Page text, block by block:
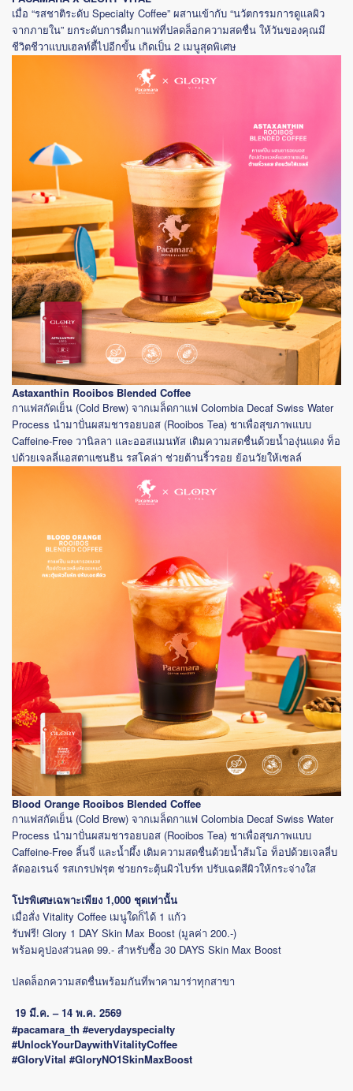
เมื่อ “รสชาติระดับ Specialty Coffee” ผสานเข้ากับ “นวัตกรรมการดูแลผิว
จากภายใน” ยกระดับการดื่มกาแฟที่ปลดล็อกความสดชื่น ให้วันของคุณมี
ชีวิตชีวาแบบเฮลท์ตี้ไปอีกขั้น เกิดเป็น 2 เมนูสุดพิเศษ
Astaxanthin Rooibos Blended Coffee
กาแฟสกัดเย็น (Cold Brew) จากเมล็ดกาแฟ Colombia Decaf Swiss Water
Process นำมาปั่นผสมชารอยบอส (Rooibos Tea) ชาเพื่อสุขภาพแบบ
Caffeine-Free วานิลลา และออสแมนทัส เติมความสดชื่นด้วยน้ำองุ่นแดง ท็อ
ปด้วยเจลลี่แอสตาแซนธิน รสโคล่า ช่วยต้านริ้วรอย ย้อนวัยให้เซลล์
Blood Orange Rooibos Blended Coffee
กาแฟสกัดเย็น (Cold Brew) จากเมล็ดกาแฟ Colombia Decaf Swiss Water
Process นำมาปั่นผสมชารอยบอส (Rooibos Tea) ชาเพื่อสุขภาพแบบ
Caffeine-Free ลิ้นจี่ และน้ำผึ้ง เติมความสดชื่นด้วยน้ำส้มโอ ท็อปด้วยเจลลี่บ
ลัดออเรนจ์ รสเกรปฟรุต ช่วยกระตุ้นผิวไบร์ท ปรับเฉดสีผิวให้กระจ่างใส
โปรพิเศษเฉพาะเพียง 1,000 ชุดเท่านั้น
เมื่อสั่ง Vitality Coffee เมนูใดก็ได้ 1 แก้ว
รับฟรี! Glory 1 DAY Skin Max Boost (มูลค่า 200.-)
พร้อมคูปองส่วนลด 99.- สำหรับซื้อ 30 DAYS Skin Max Boost
ปลดล็อกความสดชื่นพร้อมกันที่พาคามาร่าทุกสาขา
19 มี.ค. – 14 พ.ค. 2569
#pacamara_th #everydayspecialty
#UnlockYourDaywithVitalityCoffee
#GloryVital #GloryNO1SkinMaxBoost